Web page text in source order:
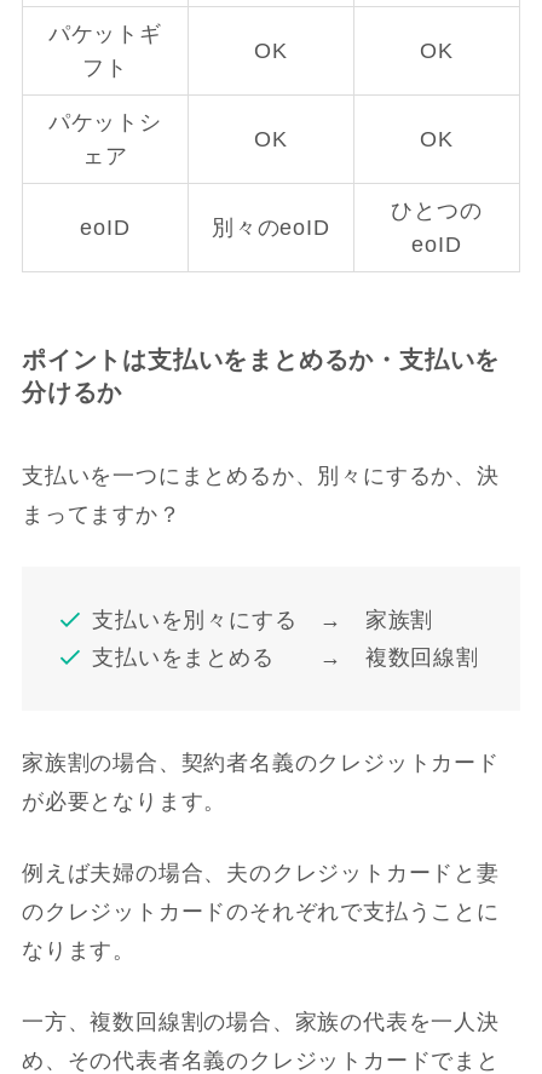
パケットギ
フト
OK OK
パケットシ
ェア
OK OK
eoID 別々のeoID
ひとつの
eoID
ポイントは支払いをまとめるか・支払いを
分けるか
支払いを一つにまとめるか、別々にするか、決
まってますか？
支払いを別々にする → 家族割
支払いをまとめる → 複数回線割
家族割の場合、契約者名義のクレジットカード
が必要となります。
例えば夫婦の場合、夫のクレジットカードと妻
のクレジットカードのそれぞれで支払うことに
なります。
一方、複数回線割の場合、家族の代表を一人決
め、その代表者名義のクレジットカードでまと